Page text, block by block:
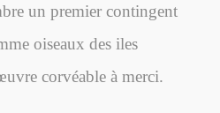
un premier contingent
oiseaux des iles
corvéable à merci.